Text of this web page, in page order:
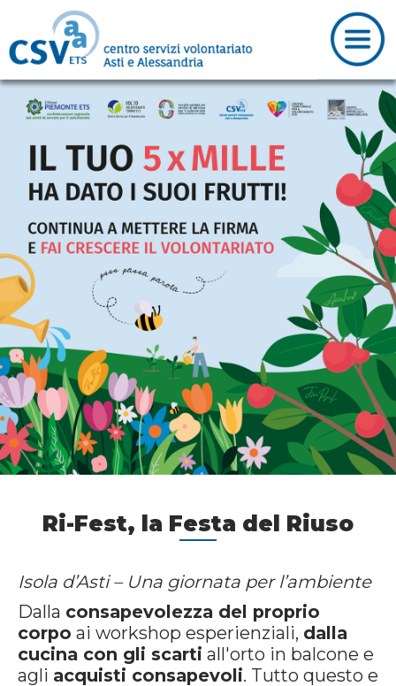
Ri-Fest, la Festa del Riuso
Isola d’Asti – Una giornata per l’ambiente
Dalla consapevolezza del proprio
corpo ai workshop esperienziali, dalla
cucina con gli scarti all'orto in balcone e
agli acquisti consapevoli. Tutto questo e